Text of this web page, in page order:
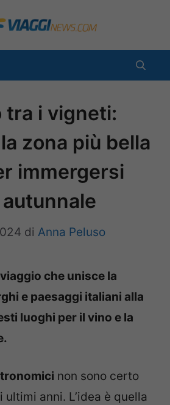
tra i vigneti:
zona più bella
immergersi
di Anna Peluso
che unisce la
e paesaggi italiani alla
luoghi per il vino e la
non sono certo
anni. L’idea è quella